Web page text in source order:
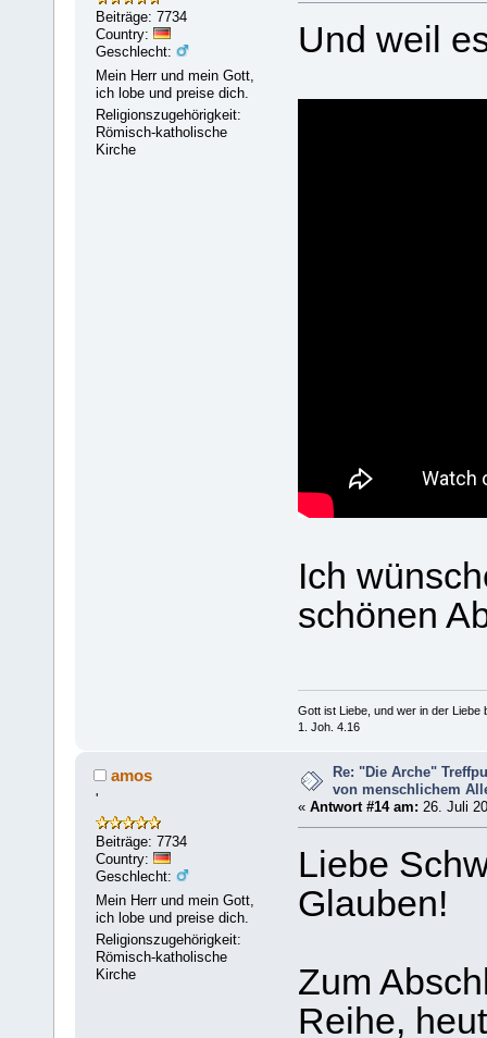
Beiträge: 7734
Country:
Geschlecht:
Mein Herr und mein Gott,
ich lobe und preise dich.
Religionszugehörigkeit:
Römisch-katholische
Kirche
Und weil
Ich
schönen
Gott ist Liebe, und wer in der Liebe
1. Joh. 4.16
amos
'
Beiträge: 7734
Country:
Geschlecht:
Mein Herr und mein Gott,
ich lobe und preise dich.
Religionszugehörigkeit:
Römisch-katholische
Kirche
Re: "Die Arche"
von menschlichem
« Antwort #14 am: 26. Juli
Liebe
Glauben!
Zum
Reihe,